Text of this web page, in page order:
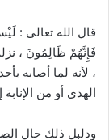
قال الله تعالى :
فَإِنَّهُمْ ظَالِمُونَ ،
، لأنه لما أصابه
الهدى أو من
ودلبل ذلك حال